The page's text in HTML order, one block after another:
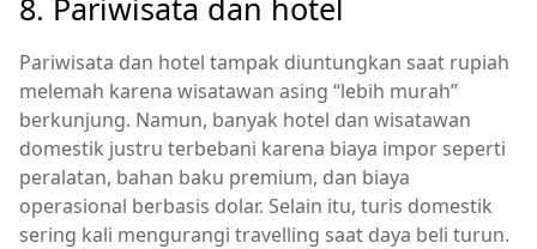
Pariwisata dan hotel tampak diuntungkan saat rupiah
melemah karena wisatawan asing “lebih murah”
berkunjung. Namun, banyak hotel dan wisatawan
domestik justru terbebani karena biaya impor seperti
peralatan, bahan baku premium, dan biaya
operasional berbasis dolar. Selain itu, turis domestik
sering kali mengurangi travelling saat daya beli turun.